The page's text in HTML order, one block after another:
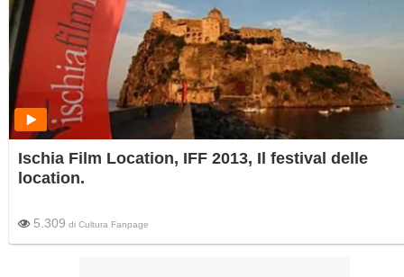
Ischia Film Location, IFF 2013, Il festival delle
location.
5.309 di Cultura Fanpage